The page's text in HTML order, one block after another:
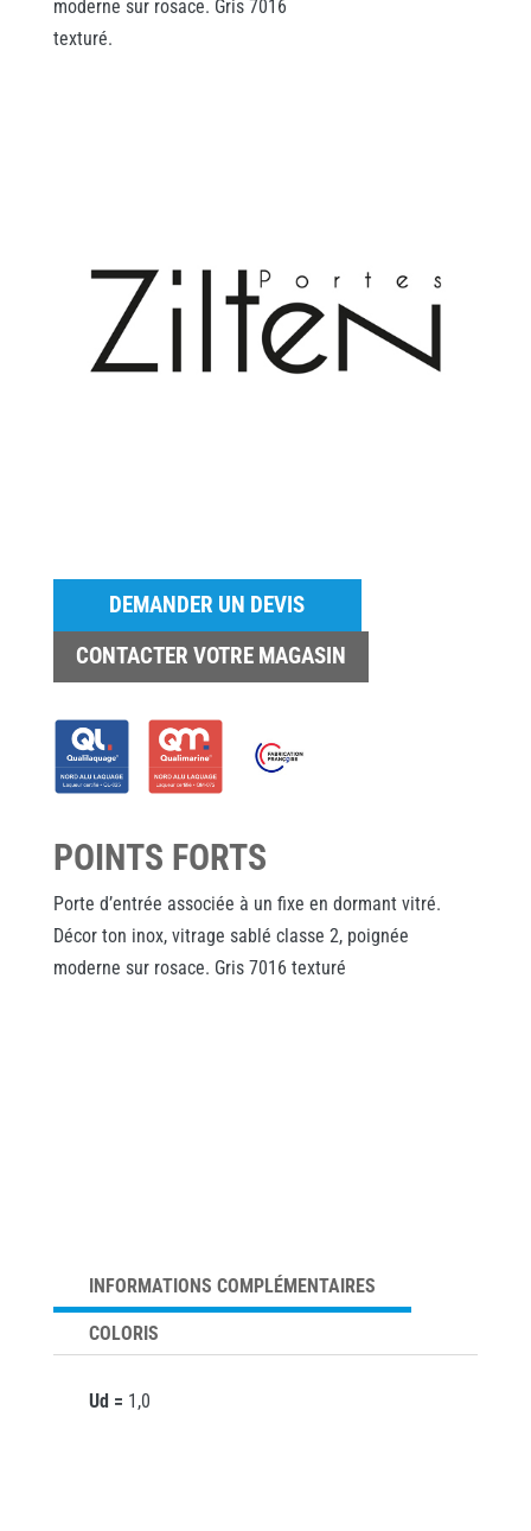
moderne sur rosace. Gris 7016
texturé.
DEMANDER UN DEVIS
CONTACTER VOTRE MAGASIN
POINTS FORTS
Porte d’entrée associée à un fixe en dormant vitré.
Décor ton inox, vitrage sablé classe 2, poignée
moderne sur rosace. Gris 7016 texturé
INFORMATIONS COMPLÉMENTAIRES
COLORIS
Ud = 1,0